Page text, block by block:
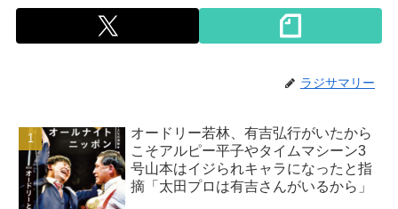
ラジサマリー
オードリー若林、有吉弘行がいたから
こそアルピー平子やタイムマシーン3
号山本はイジられキャラになったと指
摘「太田プロは有吉さんがいるから」